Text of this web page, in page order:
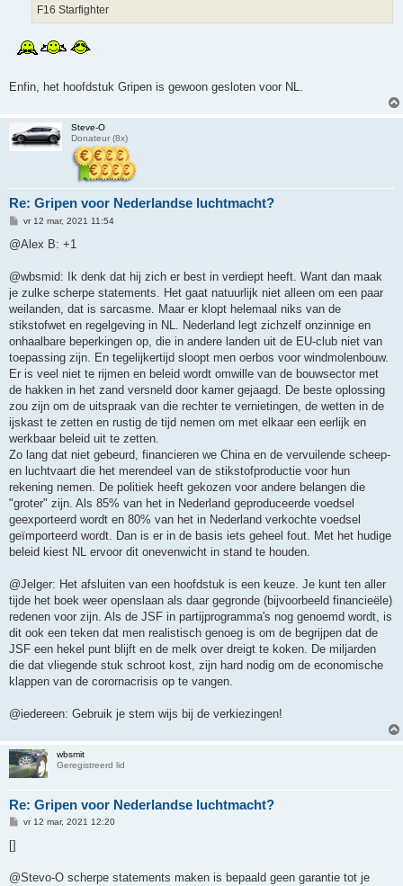
F16 Starfighter
Enfin, het hoofdstuk Gripen is gewoon gesloten voor NL.
Steve-O
Donateur (8x)
Re: Gripen voor Nederlandse luchtmacht?
B
r
h
vr 12 mar, 2021 11:54
@Alex B: +1
@wbsmid: Ik denk dat hij zich er best in verdiept heeft. Want dan maak
je zulke scherpe statements. Het gaat natuurlijk niet alleen om een paar
weilanden, dat is sarcasme. Maar er klopt helemaal niks van de
stikstofwet en regelgeving in NL. Nederland legt zichzelf onzinnige en
onhaalbare beperkingen op, die in andere landen uit de EU-club niet van
toepassing zijn. En tegelijkertijd sloopt men oerbos voor windmolenbouw.
Er is veel niet te rijmen en beleid wordt omwille van de bouwsector met
de hakken in het zand versneld door kamer gejaagd. De beste oplossing
zou zijn om de uitspraak van die rechter te vernietingen, de wetten in de
ijskast te zetten en rustig de tijd nemen om met elkaar een eerlijk en
werkbaar beleid uit te zetten.
Zo lang dat niet gebeurd, financieren we China en de vervuilende scheep-
en luchtvaart die het merendeel van de stikstofproductie voor hun
rekening nemen. De politiek heeft gekozen voor andere belangen die
"groter" zijn. Als 85% van het in Nederland geproduceerde voedsel
geexporteerd wordt en 80% van het in Nederland verkochte voedsel
geïmporteerd wordt. Dan is er in de basis iets geheel fout. Met het hudige
beleid kiest NL ervoor dit onevenwicht in stand te houden.
@Jelger: Het afsluiten van een hoofdstuk is een keuze. Je kunt ten aller
tijde het boek weer openslaan als daar gegronde (bijvoorbeeld financieële)
redenen voor zijn. Als de JSF in partijprogramma's nog genoemd wordt, is
dit ook een teken dat men realistisch genoeg is om de begrijpen dat de
JSF een hekel punt blijft en de melk over dreigt te koken. De miljarden
die dat vliegende stuk schroot kost, zijn hard nodig om de economische
klappen van de corornacrisis op te vangen.
@iedereen: Gebruik je stem wijs bij de verkiezingen!
wbsmit
Geregistreerd lid
Re: Gripen voor Nederlandse luchtmacht?
B
h
vr 12 mar, 2021 12:20
[]
@Stevo-O scherpe statements maken is bepaald geen garantie tot je